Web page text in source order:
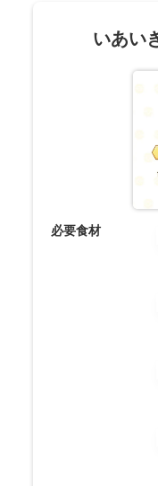
いあい
必要食材